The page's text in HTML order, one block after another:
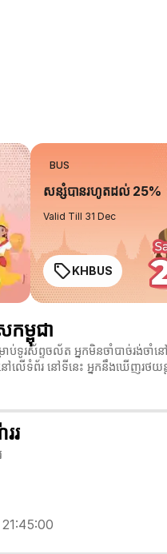
BUS
សន្សំបានរហូតដល់ 25%
Valid Till 31 Dec
KHBUS
ម្ពុជា
រស័ព្ទចល័ត អ្នកមិនចាំបាច់រង់ច
នៅលើទំព័រ នៅទីនេះ អ្នកនឹងឃើ
រ